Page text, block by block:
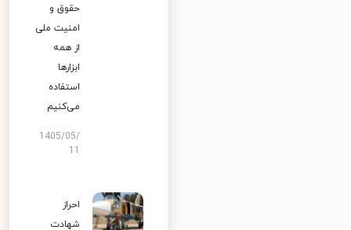
حقوق و
امنیت ملی
از همه
ابزارها
استفاده
می‌کنیم
1405/05/
احراز
شهادت